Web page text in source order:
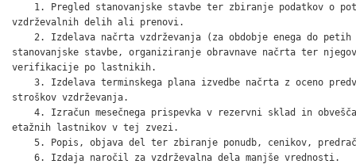
1. Pregled stanovanjske stavbe ter zbiranje podatkov o
vzdrževalnih delih ali prenovi.
2. Izdelava načrta vzdrževanja (za obdobje enega do petih
stanovanjske stavbe, organiziranje obravnave načrta ter
verifikacije po lastnikih.
3. Izdelava terminskega plana izvedbe načrta z oceno
stroškov vzdrževanja.
4. Izračun mesečnega prispevka v rezervni sklad in
etažnih lastnikov v tej zvezi.
5. Popis, objava del ter zbiranje ponudb, cenikov,
    6. Izdaja naročil za vzdrževalna dela manjše vrednosti.